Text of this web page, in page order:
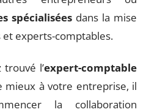
spécialisées dans la mise
experts-comptables.
l’expert-comptable
mieux à votre entreprise, il
la collaboration